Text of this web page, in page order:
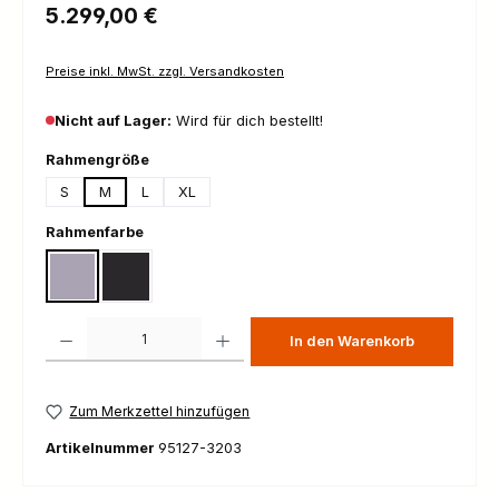
Regulärer Preis:
5.299,00 €
Preise inkl. MwSt. zzgl. Versandkosten
Nicht auf Lager: Wird für dich bestellt!
Rahmengrößeauswählen
S
M L XL
Rahmenfarbeauswählen
In den Warenkorb
Zum Merkzettel hinzufügen
Artikelnummer 95127-3203